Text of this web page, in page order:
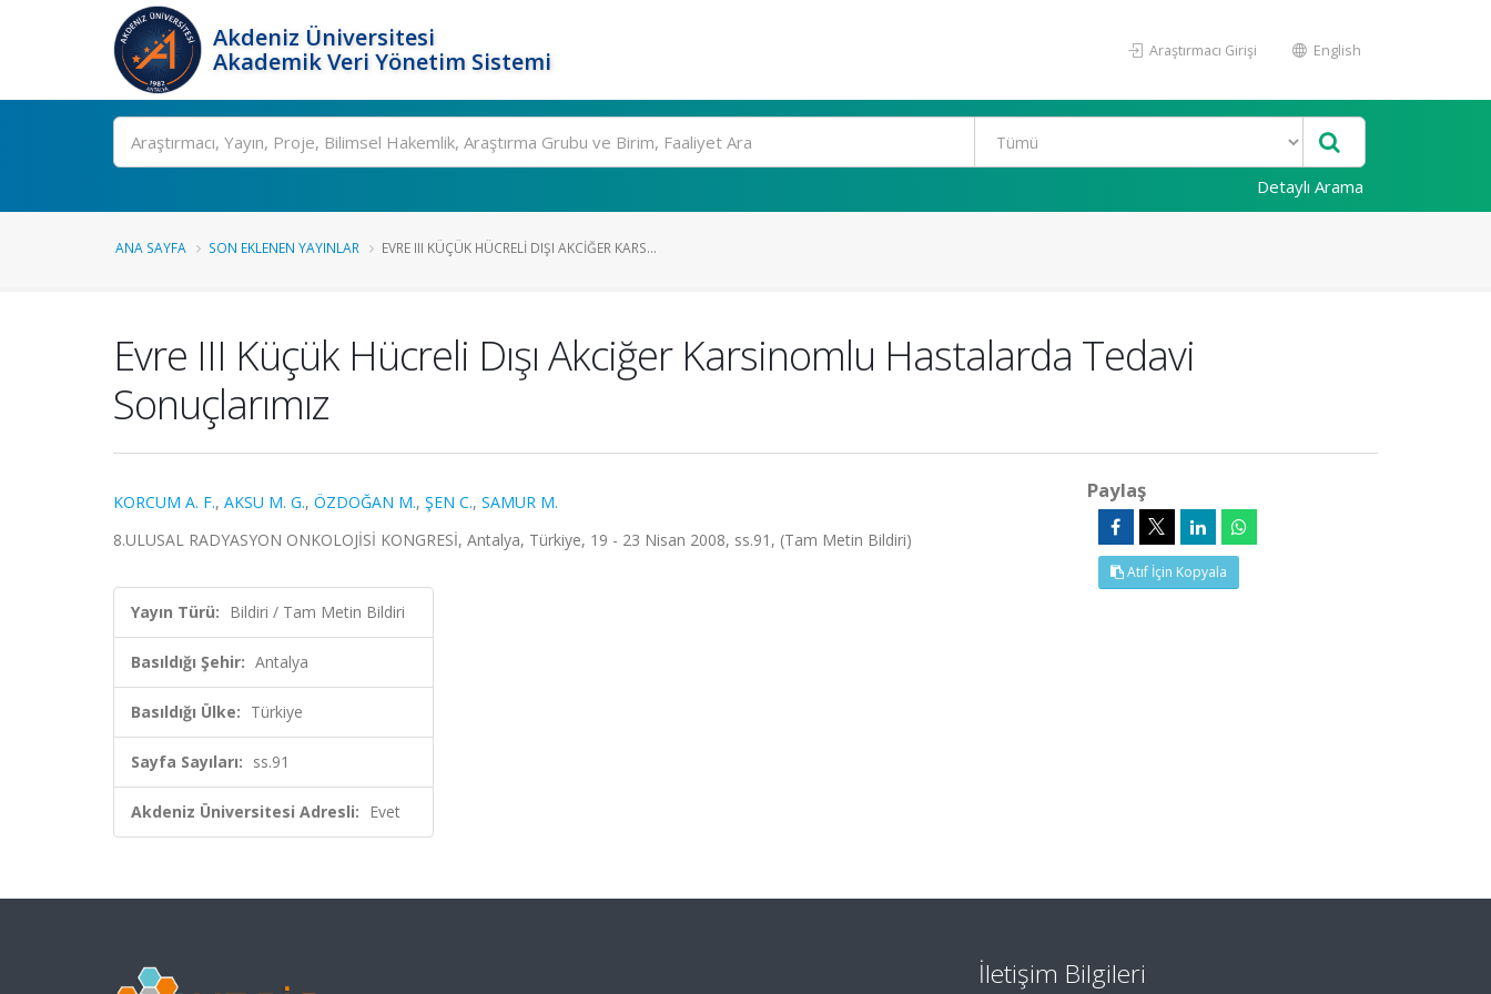
Akdeniz Üniversitesi
Akademik Veri Yönetim Sistemi
Araştırmacı Girişi English
Ara
Detaylı Arama
ANA SAYFA SON EKLENEN YAYINLAR EVRE III KÜÇÜK HÜCRELI DIŞI AKCIĞER KARS...
Evre III Küçük Hücreli Dışı Akciğer Karsinomlu Hastalarda Tedavi
Sonuçlarımız
KORCUM A. F., AKSU M. G., ÖZDOĞAN M., ŞEN C., SAMUR M.
8.ULUSAL RADYASYON ONKOLOJİSİ KONGRESİ, Antalya, Türkiye, 19 - 23 Nisan 2008, ss.91, (Tam Metin Bildiri)
Yayın Türü: Bildiri / Tam Metin Bildiri
Basıldığı Şehir: Antalya
Basıldığı Ülke: Türkiye
Sayfa Sayıları: ss.91
Akdeniz Üniversitesi Adresli: Evet
Paylaş
Atıf İçin Kopyala
İletişim Bilgileri